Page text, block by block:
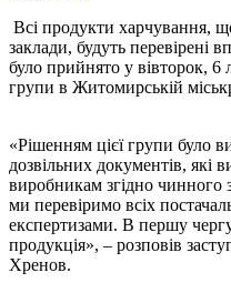
Всі продукти харчування,
заклади, будуть перевірені
було прийнято у вівторок, 6
групи в Житомирській
«Рішенням цієї групи було
дозвільних документів, які
виробникам згідно чинного
ми перевіримо всіх
експертизами. В першу
продукція», – розповів
Хренов.